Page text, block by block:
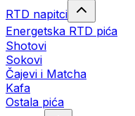
RTD napitci
Energetska RTD pića
Shotovi
Sokovi
Čajevi i Matcha
Kafa
Ostala pića